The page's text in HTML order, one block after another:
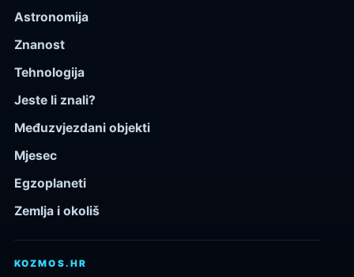
Astronomija
Znanost
Tehnologija
Jeste li znali?
Međuzvjezdani objekti
Mjesec
Egzoplaneti
Zemlja i okoliš
KOZMOS.HR